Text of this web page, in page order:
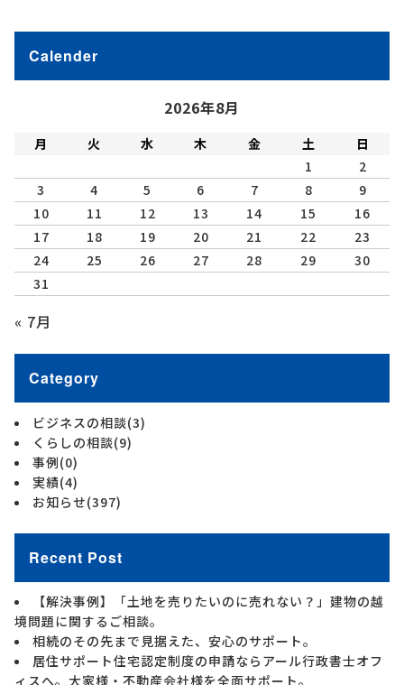
Calender
2026年8月
月 火 水 木 金 土
日
1
2
3
4 5 6 7 8
9
10
11 12 13 14 15
16
17
18 19 20 21 22
23
24
25 26 27 28 29
30
31
« 7月
Category
ビジネスの相談(3)
くらしの相談(9)
事例(0)
実績(4)
お知らせ(397)
Recent Post
【解決事例】「土地を売りたいのに売れない？」建物の越
境問題に関するご相談。
相続のその先まで見据えた、安心のサポート。
居住サポート住宅認定制度の申請ならアール行政書士オフ
ィスへ。大家様・不動産会社様を全面サポート。